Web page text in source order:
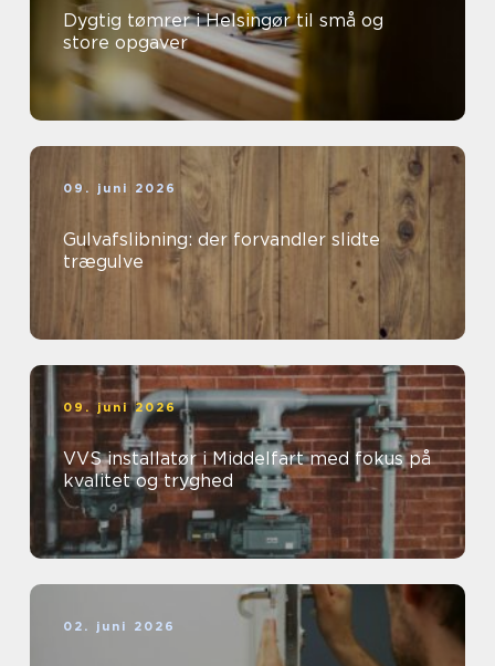
Dygtig tømrer i Helsingør til små og
store opgaver
09. juni 2026
Gulvafslibning: der forvandler slidte
trægulve
09. juni 2026
VVS installatør i Middelfart med fokus på
kvalitet og tryghed
02. juni 2026